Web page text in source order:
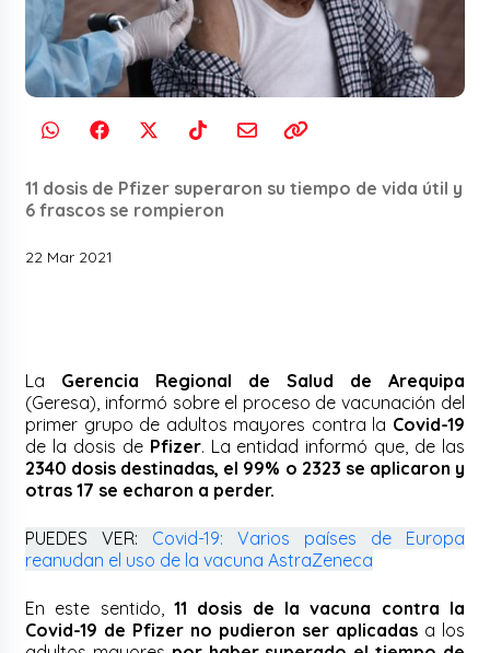
11 dosis de Pfizer superaron su tiempo de vida útil y
6 frascos se rompieron
22 Mar 2021
La Gerencia Regional de Salud de Arequipa
(Geresa), informó sobre el proceso de vacunación del
primer grupo de adultos mayores contra la Covid-19
de la dosis de Pfizer. La entidad informó que, de las
2340 dosis destinadas, el 99% o 2323 se aplicaron y
otras 17 se echaron a perder.
PUEDES VER: Covid-19: Varios países de Europa
reanudan el uso de la vacuna AstraZeneca
En este sentido,11 dosis de la vacuna contra la
Covid-19 de Pfizer no pudieron ser aplicadasa los